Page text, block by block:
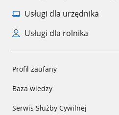
Usługi dla urzędnika
Usługi dla rolnika
Profil zaufany
Baza wiedzy
Serwis Służby Cywilnej